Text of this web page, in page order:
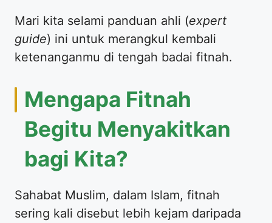
​Mari kita selami panduan ahli (expert
guide) ini untuk merangkul kembali
ketenanganmu di tengah badai fitnah.
​Mengapa Fitnah
Begitu Menyakitkan
bagi Kita?
​Sahabat Muslim, dalam Islam, fitnah
sering kali disebut lebih kejam daripada